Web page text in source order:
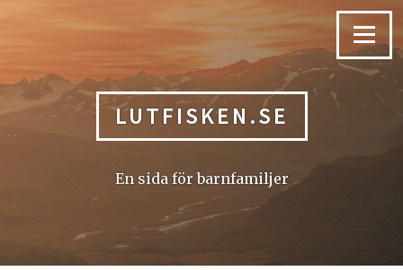
Menu
LUTFISKEN.SE
En sida för barnfamiljer